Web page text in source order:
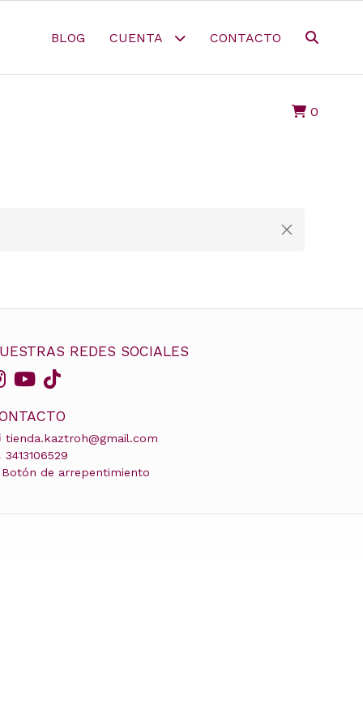
BLOG CUENTA CONTACTO
0
REDES SOCIALES
tienda.kaztroh@gmail.com
3413106529
de arrepentimiento